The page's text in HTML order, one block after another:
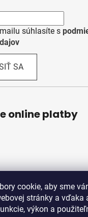
cookie, aby sme
stránky a vďaka
výkon a
súhlasíte s
SA
online platby
podmienky
Ochrana